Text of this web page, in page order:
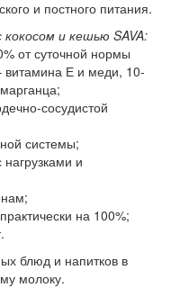
и постного питания.
и кешью SAVA:
от суточной нормы
витамина Е и меди, 10-
сосудистой
системы;
и
на 100%;
блюд и напитков в
молоку.